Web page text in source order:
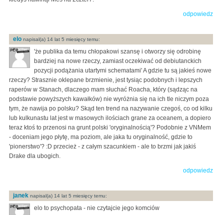
odpowiedz
elo napisal(a) 14 lat 5 miesięcy temu:
'że publika da temu chłopakowi szansę i otworzy się odrobinę
bardziej na nowe rzeczy, zamiast oczekiwać od debiutanckich
pozycji podążania utartymi schematami' A gdzie tu są jakieś nowe
rzeczy? Strasznie oklepane brzmienie, jest tysiąc podobnych i lepszych
raperów w Stanach, dlaczego mam słuchać Roacha, który (sądząc na
podstawie powyższych kawałków) nie wyróżnia się na ich tle niczym poza
tym, że nawija po polsku? Skąd ten trend na nazywanie czegoś, co od kilku
lub kulkunastu lat jest w masowych ilościach grane za oceanem, a dopiero
teraz ktoś to przenosi na grunt polski 'oryginalnością'? Podobnie z VNMem
- doceniam jego płytę, ma poziom, ale jaka tu oryginalność, gdzie to
'pionerstwo'? :D przecież - z całym szacunkiem - ale to brzmi jak jakiś
Drake dla ubogich.
odpowiedz
janek napisal(a) 14 lat 5 miesięcy temu:
elo to psychopata - nie czytajcie jego komciów